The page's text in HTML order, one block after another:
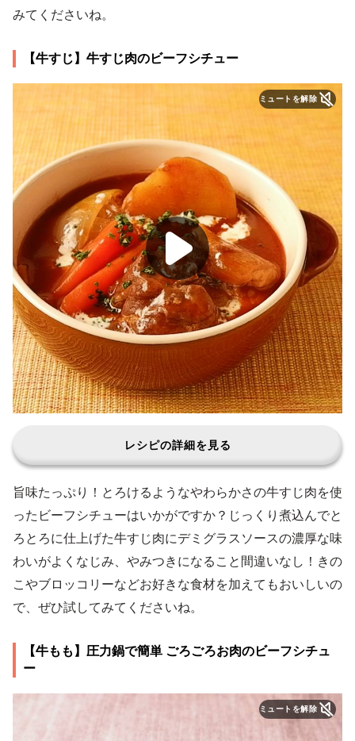
みてくださいね。
【牛すじ】牛すじ肉のビーフシチュー
ミュートを解除
レシピの詳細を見る
旨味たっぷり！とろけるようなやわらかさの牛すじ肉を使
ったビーフシチューはいかがですか？じっくり煮込んでと
ろとろに仕上げた牛すじ肉にデミグラスソースの濃厚な味
わいがよくなじみ、やみつきになること間違いなし！きの
こやブロッコリーなどお好きな食材を加えてもおいしいの
で、ぜひ試してみてくださいね。
【牛もも】圧力鍋で簡単 ごろごろお肉のビーフシチュ
ー
ミュートを解除